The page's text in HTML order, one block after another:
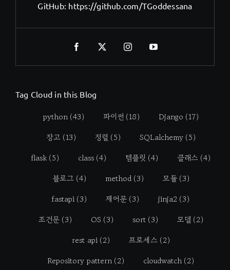
GitHub: https://github.com/TGoddessana
Tag Cloud in this Blog
python (43) 파이썬 (18) Django (17)
장고 (13) 정렬 (5) SQLalchemy (5)
flask (5) class (4) 템플릿 (4) 클래스 (4)
블로그 (4) method (3) 모듈 (3)
fastapi (3) 제어문 (3) jinja2 (3)
조건문 (3) OS (3) sort (3) 모델 (2)
rest api (2) 프로세스 (2)
Repository pattern (2) cloudwatch (2)